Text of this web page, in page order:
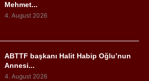
Mehmet...
4. August 2026
ABTTF başkanı Halit Habip Oğlu’nun
Annesi...
4. August 2026